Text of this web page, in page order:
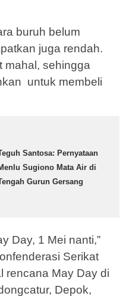
buruh belum
juga rendah.
mahal, sehingga
untuk membeli
Santosa: Pernyataan
Sugiono Mata Air di
Gurun Gersang
Day, 1 Mei nanti,”
Serikat
rencana May Day di
Depok,